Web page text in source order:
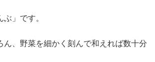
ぶ」です。
ん、野菜を細かく刻んで和えれば数十分